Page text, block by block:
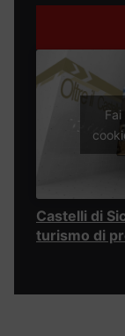
Castelli di
turismo di